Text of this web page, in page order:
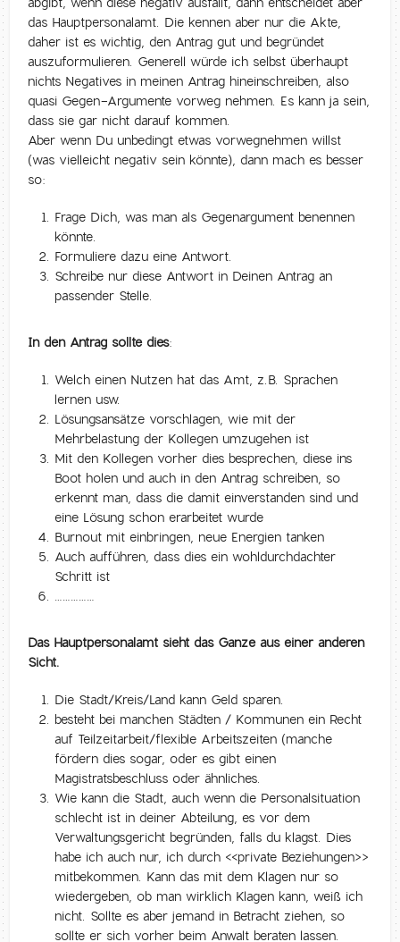
das Hauptpersonalamt. Die kennen aber nur die Akte,
daher ist es wichtig, den Antrag gut und begründet
auszuformulieren. Generell würde ich selbst überhaupt
nichts Negatives in meinen Antrag hineinschreiben, also
quasi Gegen-Argumente vorweg nehmen. Es kann ja sein,
dass sie gar nicht darauf kommen.
Aber wenn Du unbedingt etwas vorwegnehmen willst
(was vielleicht negativ sein könnte), dann mach es besser
so:
Frage Dich, was man als Gegenargument benennen
könnte.
Formuliere dazu eine Antwort.
Schreibe nur diese Antwort in Deinen Antrag an
passender Stelle.
In den Antrag sollte dies:
Welch einen Nutzen hat das Amt, z.B. Sprachen
lernen usw.
Lösungsansätze vorschlagen, wie mit der
Mehrbelastung der Kollegen umzugehen ist
Mit den Kollegen vorher dies besprechen, diese ins
Boot holen und auch in den Antrag schreiben, so
erkennt man, dass die damit einverstanden sind und
eine Lösung schon erarbeitet wurde
Burnout mit einbringen, neue Energien tanken
Auch aufführen, dass dies ein wohldurchdachter
Schritt ist
……………
Das Hauptpersonalamt sieht das Ganze aus einer anderen
Sicht.
Die Stadt/Kreis/Land kann Geld sparen.
besteht bei manchen Städten / Kommunen ein Recht
auf Teilzeitarbeit/flexible Arbeitszeiten (manche
fördern dies sogar, oder es gibt einen
Magistratsbeschluss oder ähnliches.
Wie kann die Stadt, auch wenn die Personalsituation
schlecht ist in deiner Abteilung, es vor dem
Verwaltungsgericht begründen, falls du klagst. Dies
habe ich auch nur, ich durch <<private Beziehungen>>
mitbekommen. Kann das mit dem Klagen nur so
wiedergeben, ob man wirklich Klagen kann, weiß ich
nicht. Sollte es aber jemand in Betracht ziehen, so
sollte er sich vorher beim Anwalt beraten lassen.